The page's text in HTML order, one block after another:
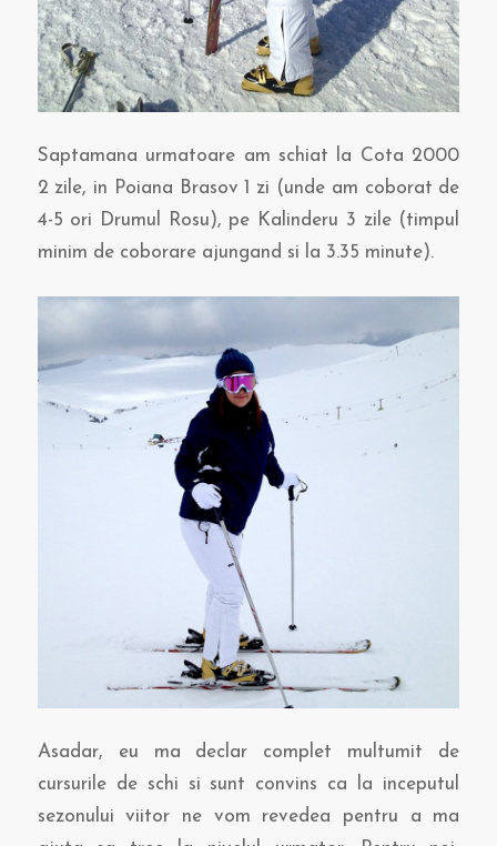
Saptamana urmatoare am schiat la Cota 2000
2 zile, in Poiana Brasov 1 zi (unde am coborat de
4-5 ori Drumul Rosu), pe Kalinderu 3 zile (timpul
minim de coborare ajungand si la 3.35 minute).
Asadar, eu ma declar complet multumit de
cursurile de schi si sunt convins ca la inceputul
sezonului viitor ne vom revedea pentru a ma